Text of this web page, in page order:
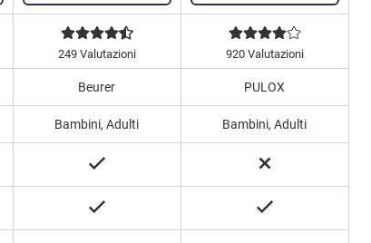
249 Valutazioni
Beurer
Bambini, Adulti
920 Valutazioni
PULOX
Bambini, Adulti